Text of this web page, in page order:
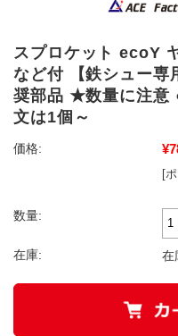
スプロケット ecoY
など付 【鉄シュー専
奨部品 ★数量に注意
文は1個～
価格:
[
数量:
在庫: 在